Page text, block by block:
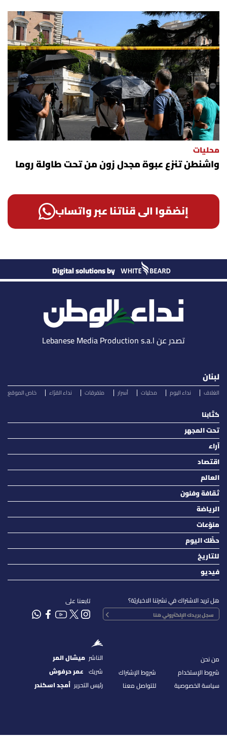
محليات
واشنطن تنزع عبوة مجدل زون من تحت طاولة روما
إنضمّوا الى قناتنا عبر واتساب
Digital solutions by
تصدر عن Lebanese Media Production s.a.l
لبنان
الغلاف نداء اليوم محليات أسرار متفرقات نداء القرّاء خاص الموقع
كتّابنا
تحت المجهر
آراء
اقتصاد
العالم
ثقافة وفنون
الرياضة
منوّعات
حظّك اليوم
للتاريخ
فيديو
هل تريد الاشتراك في نشرتنا الاخباريّة؟ تابعنا على
من نحن
شروط الإستخدام
سياسة الخصوصية
شروط الإشتراك
للتواصل معنا
الناشر ميشال المر
شريك عمر حرفوش
رئيس التحرير أمجد اسكندر